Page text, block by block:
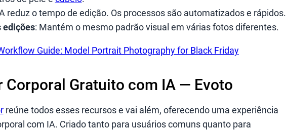
reduz o tempo de edição. Os processos são automatizados e rápidos.
edições: Mantém o mesmo padrão visual em várias fotos diferentes.
Guide: Model Portrait Photography for Black Friday
Corporal Gratuito com IA — Evoto
reúne todos esses recursos e vai além, oferecendo uma experiência
com IA. Criado tanto para usuários comuns quanto para